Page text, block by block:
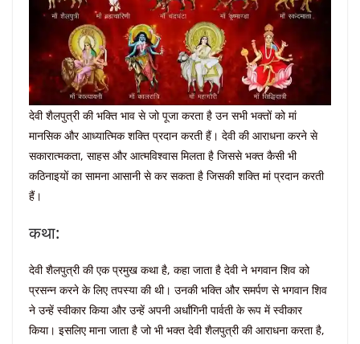
देवी शैलपुत्री की भक्ति भाव से जो पूजा करता है उन सभी भक्तों को मां
मानसिक और आध्यात्मिक शक्ति प्रदान करती हैं। देवी की आराधना करने से
सकारात्मकता, साहस और आत्मविश्वास मिलता है जिससे भक्त कैसी भी
कठिनाइयों का सामना आसानी से कर सकता है जिसकी शक्ति मां प्रदान करती
हैं।
कथा:
देवी शैलपुत्री की एक प्रमुख कथा है, कहा जाता है देवी ने भगवान शिव को
प्रसन्न करने के लिए तपस्या की थी। उनकी भक्ति और समर्पण से भगवान शिव
ने उन्हें स्वीकार किया और उन्हें अपनी अर्धांगिनी पार्वती के रूप में स्वीकार
किया। इसलिए माना जाता है जो भी भक्त देवी शैलपुत्री की आराधना करता है,